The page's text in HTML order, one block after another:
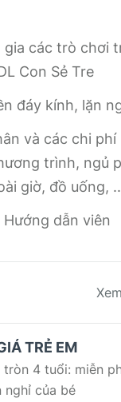
gia các trò chơi
Con Sẻ Tre
đáy kính, lặn
và các chi
trình, ngủ
giờ, đồ uống,
dẫn viên
TRẺ EM
tròn 4 tuổi: miễn
nghỉ của bé